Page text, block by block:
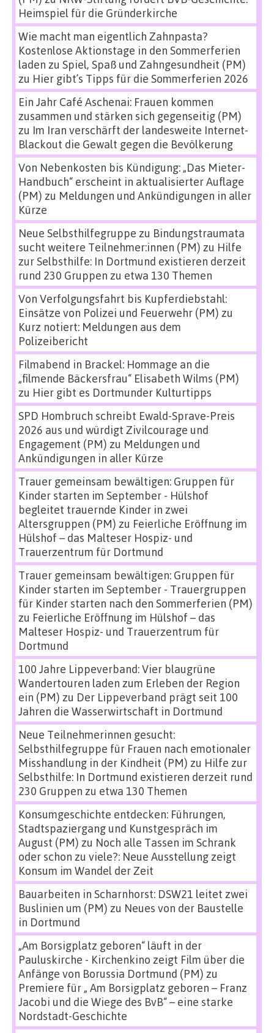
Heimspiel für die Gründerkirche
Wie macht man eigentlich Zahnpasta?
Kostenlose Aktionstage in den Sommerferien
laden zu Spiel, Spaß und Zahngesundheit (PM)
zu Hier gibt’s Tipps für die Sommerferien 2026
Ein Jahr Café Aschenai: Frauen kommen
zusammen und stärken sich gegenseitig (PM)
zu Im Iran verschärft der landesweite Internet-
Blackout die Gewalt gegen die Bevölkerung
Von Nebenkosten bis Kündigung: „Das Mieter-
Handbuch“ erscheint in aktualisierter Auflage
(PM) zu Meldungen und Ankündigungen in aller
Kürze
Neue Selbsthilfegruppe zu Bindungstraumata
sucht weitere Teilnehmer:innen (PM) zu Hilfe
zur Selbsthilfe: In Dortmund existieren derzeit
rund 230 Gruppen zu etwa 130 Themen
Von Verfolgungsfahrt bis Kupferdiebstahl:
Einsätze von Polizei und Feuerwehr (PM) zu
Kurz notiert: Meldungen aus dem
Polizeibericht
Filmabend in Brackel: Hommage an die
„filmende Bäckersfrau“ Elisabeth Wilms (PM)
zu Hier gibt es Dortmunder Kulturtipps
SPD Hombruch schreibt Ewald-Sprave-Preis
2026 aus und würdigt Zivilcourage und
Engagement (PM) zu Meldungen und
Ankündigungen in aller Kürze
Trauer gemeinsam bewältigen: Gruppen für
Kinder starten im September - Hülshof
begleitet trauernde Kinder in zwei
Altersgruppen (PM) zu Feierliche Eröffnung im
Hülshof – das Malteser Hospiz- und
Trauerzentrum für Dortmund
Trauer gemeinsam bewältigen: Gruppen für
Kinder starten im September - Trauergruppen
für Kinder starten nach den Sommerferien (PM)
zu Feierliche Eröffnung im Hülshof – das
Malteser Hospiz- und Trauerzentrum für
Dortmund
100 Jahre Lippeverband: Vier blaugrüne
Wandertouren laden zum Erleben der Region
ein (PM) zu Der Lippeverband prägt seit 100
Jahren die Wasserwirtschaft in Dortmund
Neue Teilnehmerinnen gesucht:
Selbsthilfegruppe für Frauen nach emotionaler
Misshandlung in der Kindheit (PM) zu Hilfe zur
Selbsthilfe: In Dortmund existieren derzeit rund
230 Gruppen zu etwa 130 Themen
Konsumgeschichte entdecken: Führungen,
Stadtspaziergang und Kunstgespräch im
August (PM) zu Noch alle Tassen im Schrank
oder schon zu viele?: Neue Ausstellung zeigt
Konsum im Wandel der Zeit
Bauarbeiten in Scharnhorst: DSW21 leitet zwei
Buslinien um (PM) zu Neues von der Baustelle
in Dortmund
„Am Borsigplatz geboren“ läuft in der
Pauluskirche - Kirchenkino zeigt Film über die
Anfänge von Borussia Dortmund (PM) zu
Premiere für „ Am Borsigplatz geboren – Franz
Jacobi und die Wiege des BvB“ – eine starke
Nordstadt-Geschichte